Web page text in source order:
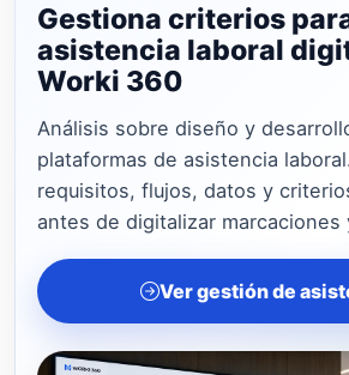
Gestiona criterios
asistencia laboral
Worki 360
Análisis sobre diseño y
plataformas de asistencia
requisitos, flujos, datos y
antes de digitalizar marcaciones
Ver gestión de